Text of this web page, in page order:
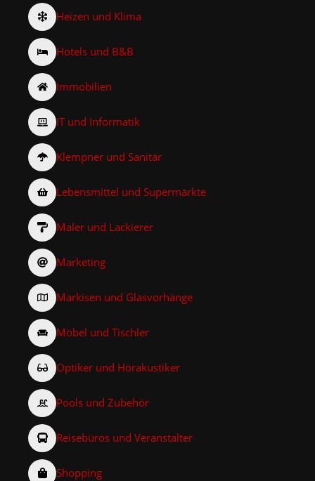
Heizen und Klima
Hotels und B&B
Immobilien
IT und Informatik
Klempner und Sanitär
Lebensmittel und Supermärkte
Maler und Lackierer
Marketing
Markisen und Glasvorhänge
Möbel und Tischler
Optiker und Hörakustiker
Pools und Zubehör
Reisebüros und Veranstalter
Shopping